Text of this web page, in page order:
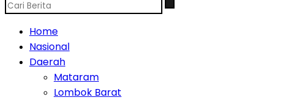
Home
Nasional
Daerah
Mataram
Lombok Barat